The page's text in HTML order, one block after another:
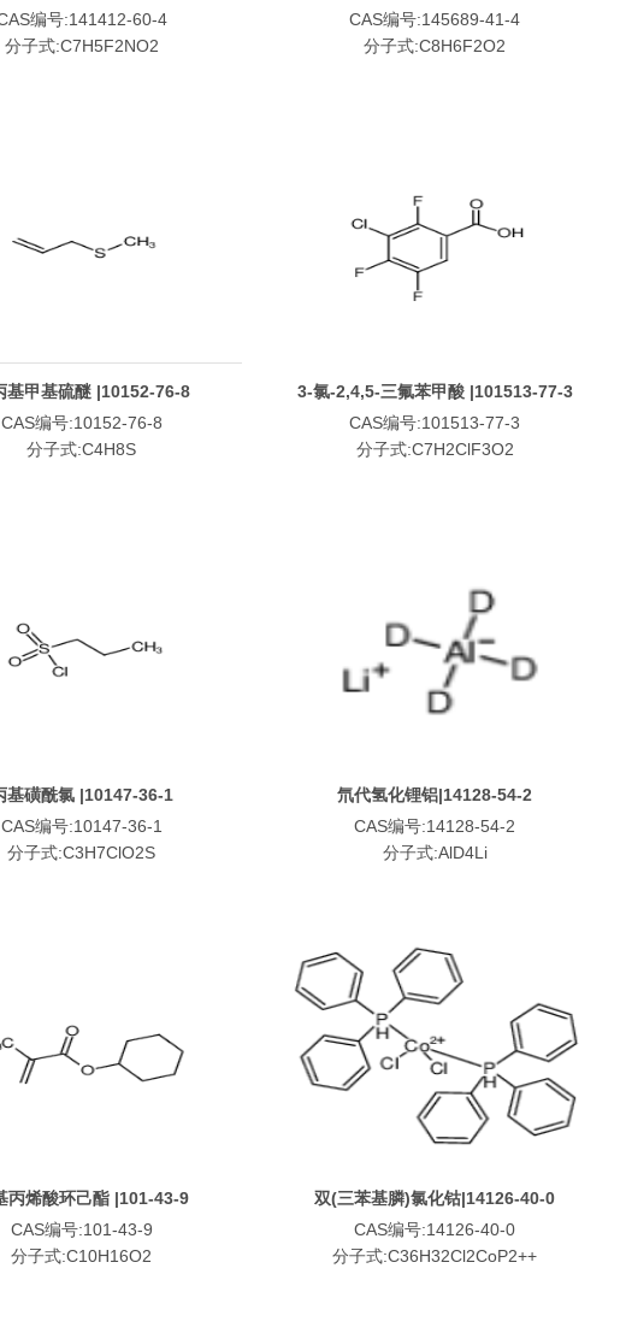
编号:141412-60-4
分子式:C7H5F2NO2
CAS编号:145689-41-4
分子式:C8H6F2O2
基甲基硫醚 |10152-76-8
CAS编号:10152-76-8
分子式:C4H8S
3-氯-2,4,5-三氟苯甲酸 |101513-77-3
CAS编号:101513-77-3
分子式:C7H2ClF3O2
基磺酰氯 |10147-36-1
CAS编号:10147-36-1
分子式:C3H7ClO2S
氘代氢化锂铝|14128-54-2
CAS编号:14128-54-2
分子式:AlD4Li
丙烯酸环己酯 |101-43-9
CAS编号:101-43-9
分子式:C10H16O2
双(三苯基膦)氯化钴|14126-40-0
CAS编号:14126-40-0
分子式:C36H32Cl2CoP2++